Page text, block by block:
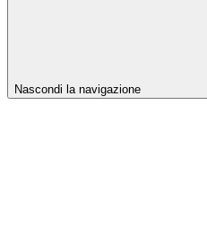
Nascondi la navigazione